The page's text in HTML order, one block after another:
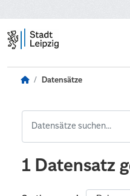
Datensätze
1 Datensatz